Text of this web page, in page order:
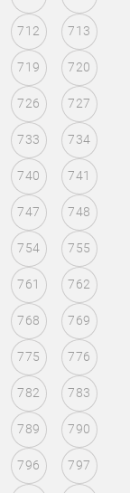
712 713
719 720
726 727
733 734
740 741
747 748
754 755
761 762
768 769
775 776
782 783
789 790
796 797